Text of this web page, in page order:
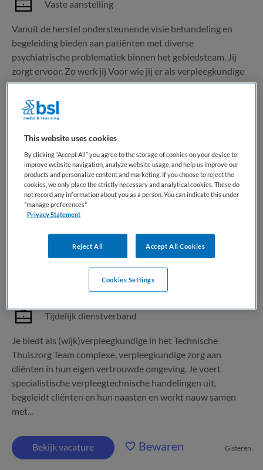
Vaste aanstelling
Vanuit de herstel ondersteunende visie behandeling en
begeleiding bieden aan patiënten met diverse
psychiatrische problematiek binnen het gebiedsteam. Jij
zorgt ervoor. Zo werk jij Voor wie jij er als verpleegkundige
bent? Patiënten met een ernstige psychiatrische
aandoening die...
Bekijk vacature
Verpleegkundige Technisch Thuiszorg
Team
ActiVite Leiderdorp
Tijdelijk dienstverband
Je biedt als (wijk)verpleegkundige in het Technische
Thuiszorg Team complexe, verpleegkundige zorg aan
cliënten in hun eigen vertrouwde omgeving. Je voert
specialistische verpleegtechnische handelingen uit,
begeleidt cliënten en hun naasten en werkt nauw samen
met...
Bekijk vacature Bewaren Gisteren
This website uses cookies
By clicking “Accept All” you agree to the storage of cookies on your device to
improve website navigation, analyze website usage, and help us improve our
products and personalize content and marketing. If you choose to reject the
cookies, we only place the strictly necessary and analytical cookies. These do
not record any information about you as a person. You can indicate this under
"manage preferences"
Privacy Statement
Reject All Accept All Cookies
Cookies Settings